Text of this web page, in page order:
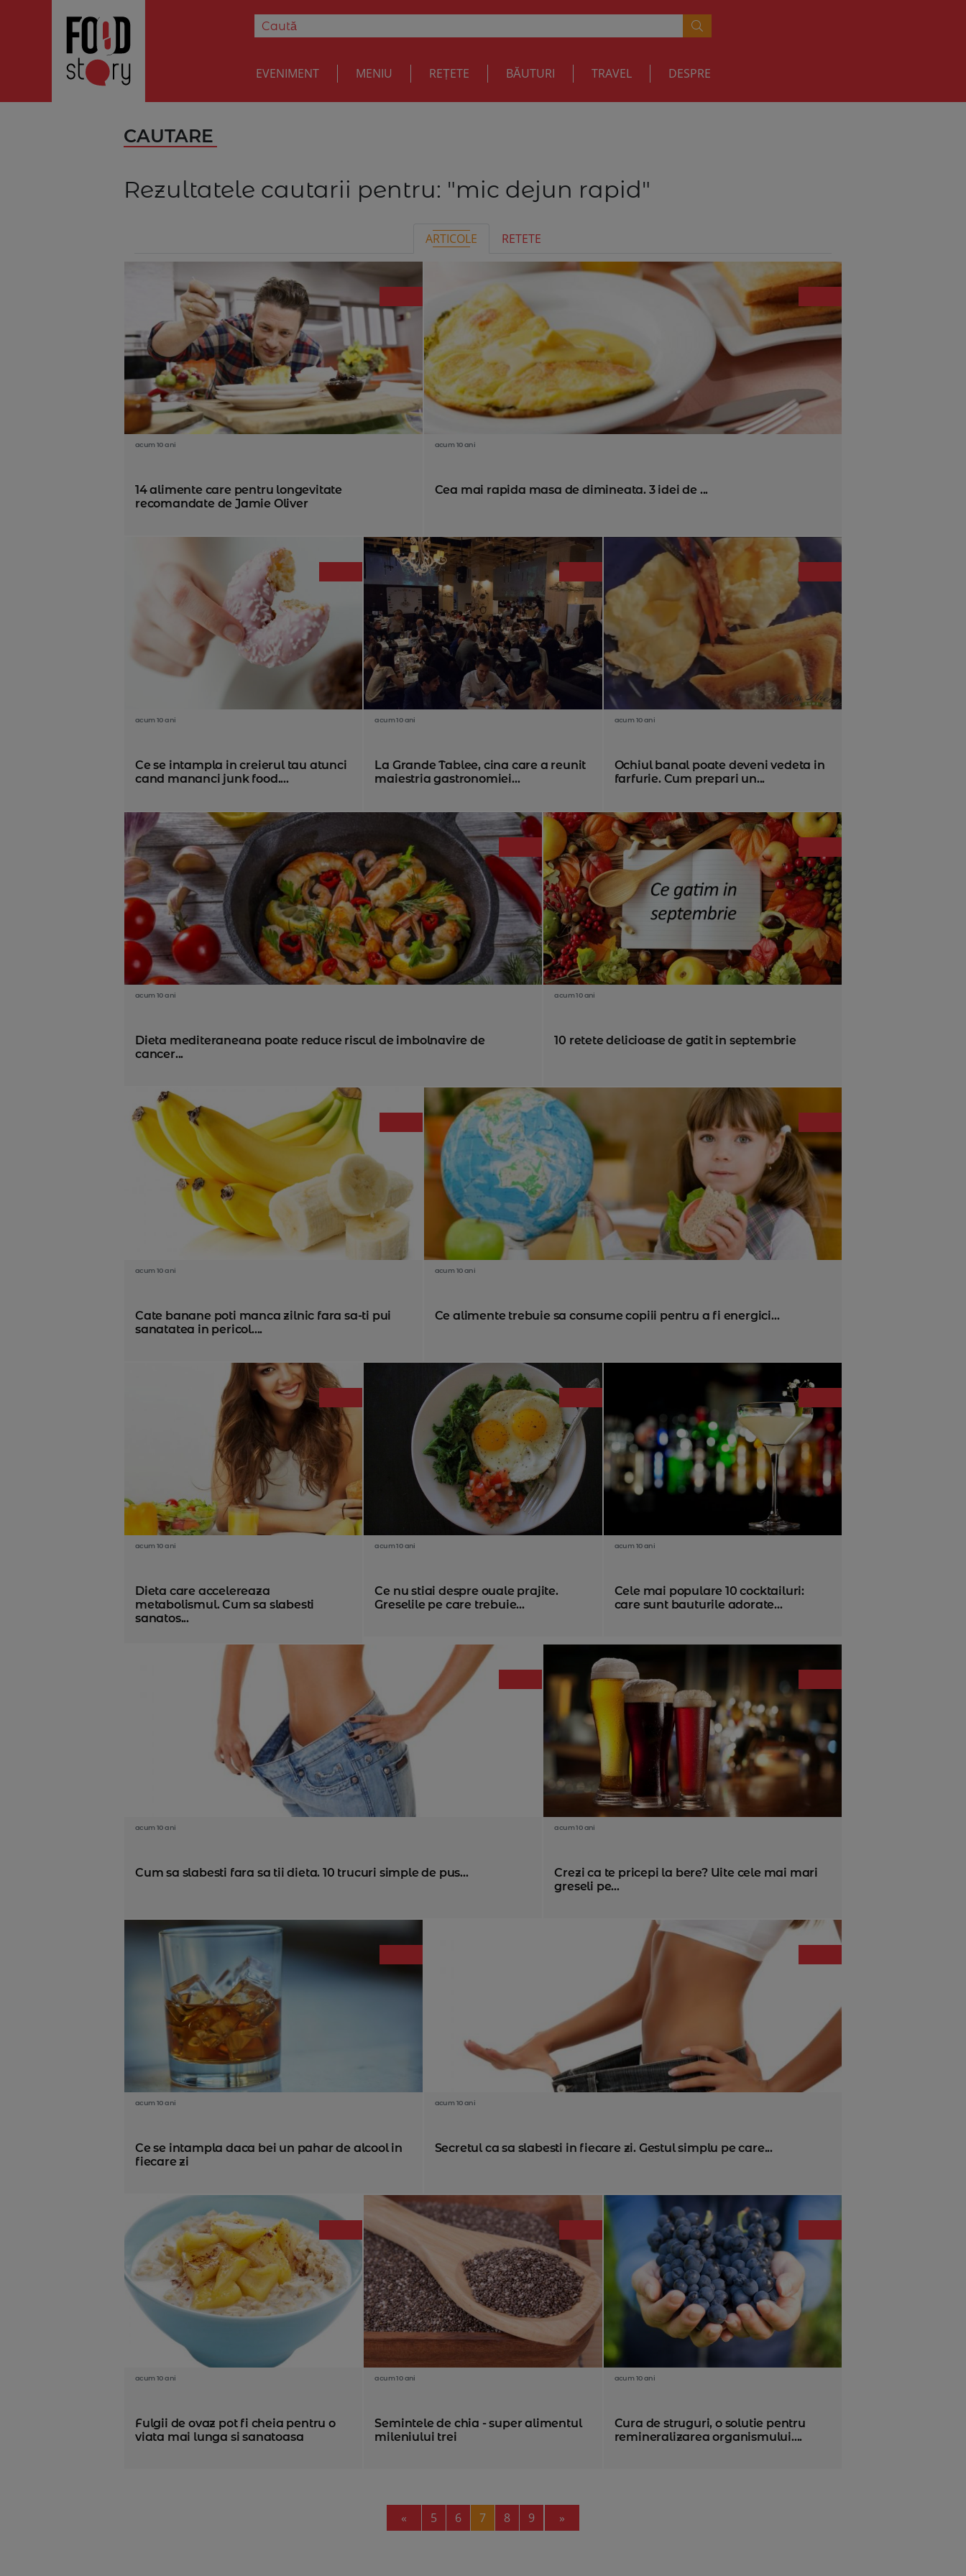
EVENIMENT MENIU REȚETE BĂUTURI TRAVEL DESPRE
CAUTARE
Rezultatele cautarii pentru: "mic dejun rapid"
ARTICOLE RETETE
acum 10 ani
14 alimente care pentru longevitate
recomandate de Jamie Oliver
acum 10 ani
Cea mai rapida masa de dimineata. 3 idei de ...
acum 10 ani
Ce se intampla in creierul tau atunci
cand mananci junk food....
acum 10 ani
La Grande Tablee, cina care a reunit
maiestria gastronomiei...
acum 10 ani
Ochiul banal poate deveni vedeta in
farfurie. Cum prepari un...
acum 10 ani
Dieta mediteraneana poate reduce riscul de imbolnavire de
cancer...
acum 10 ani
10 retete delicioase de gatit in septembrie
acum 10 ani
Cate banane poti manca zilnic fara sa-ti pui
sanatatea in pericol....
acum 10 ani
Ce alimente trebuie sa consume copiii pentru a fi energici...
acum 10 ani
Dieta care accelereaza
metabolismul. Cum sa slabesti
sanatos...
acum 10 ani
Ce nu stiai despre ouale prajite.
Greselile pe care trebuie...
acum 10 ani
Cele mai populare 10 cocktailuri:
care sunt bauturile adorate...
acum 10 ani
Cum sa slabesti fara sa tii dieta. 10 trucuri simple de pus...
acum 10 ani
Crezi ca te pricepi la bere? Uite cele mai mari
greseli pe...
acum 10 ani
Ce se intampla daca bei un pahar de alcool in
fiecare zi
acum 10 ani
Secretul ca sa slabesti in fiecare zi. Gestul simplu pe care...
acum 10 ani
Fulgii de ovaz pot fi cheia pentru o
viata mai lunga si sanatoasa
acum 10 ani
Semintele de chia - super alimentul
mileniului trei
acum 10 ani
Cura de struguri, o solutie pentru
remineralizarea organismului....
« Previous
5 6 7 8 9 »